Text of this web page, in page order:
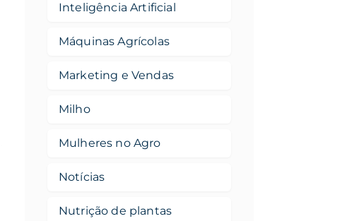
Inteligência Artificial
Máquinas Agrícolas
Marketing e Vendas
Milho
Mulheres no Agro
Notícias
Nutrição de plantas